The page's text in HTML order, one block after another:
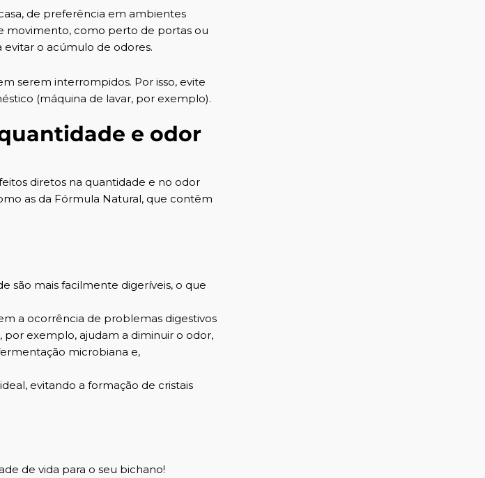
de preferência em ambientes
movimento, como perto de portas ou
o acúmulo de odores.
serem interrompidos. Por isso, evite
(máquina de lavar, por exemplo).
e odor
diretos na quantidade e no odor
as da Fórmula Natural, que contêm
são mais facilmente digeríveis, o que
a ocorrência de problemas digestivos
, por exemplo, ajudam a diminuir o odor,
microbiana e,
evitando a formação de cristais
de vida para o seu bichano!